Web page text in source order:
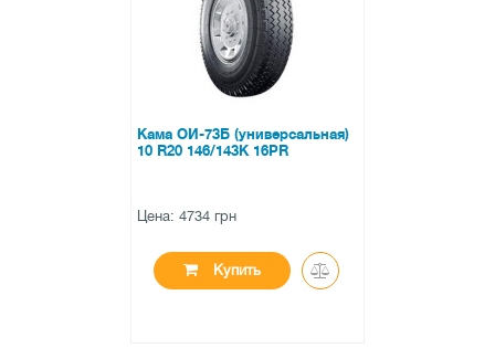
Кама ОИ-73Б (универсальная)
10 R20 146/143K 16PR
Цена: 4734 грн
Купить